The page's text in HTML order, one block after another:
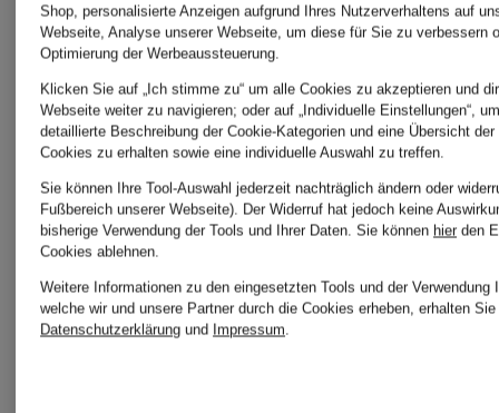
Shop, personalisierte Anzeigen aufgrund Ihres Nutzerverhaltens auf
Webseite, Analyse unserer Webseite, um diese für Sie zu verbessern
Optimierung der Werbeaussteuerung.
Klicken Sie auf „Ich stimme zu“ um alle Cookies zu akzeptieren und
Webseite weiter zu navigieren; oder auf „Individuelle Einstellungen“,
detaillierte Beschreibung der Cookie-Kategorien und eine Übersicht
Cookies zu erhalten sowie eine individuelle Auswahl zu treffen.
Sie können Ihre Tool-Auswahl jederzeit nachträglich ändern oder
Fußbereich unserer Webseite). Der Widerruf hat jedoch keine
bisherige Verwendung der Tools und Ihrer Daten. Sie können hier den
Cookies ablehnen.
Weitere Informationen zu den eingesetzten Tools und der Verwendung
welche wir und unsere Partner durch die Cookies erheben, erhalten
Datenschutzerklärung und Impressum.